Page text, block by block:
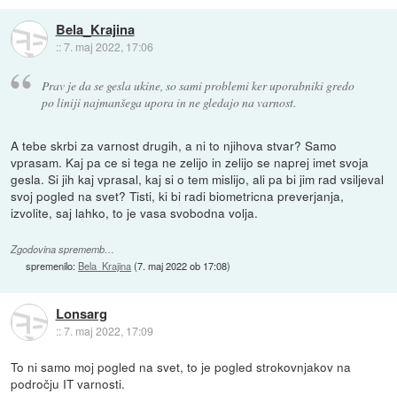
Bela_Krajina
::7. maj 2022, 17:06
Prav je da se gesla ukine, so sami problemi ker uporabniki gredo
po liniji najmanšega upora in ne gledajo na varnost.
A tebe skrbi za varnost drugih, a ni to njihova stvar? Samo
vprasam. Kaj pa ce si tega ne zelijo in zelijo se naprej imet svoja
gesla. Si jih kaj vprasal, kaj si o tem mislijo, ali pa bi jim rad vsiljeval
svoj pogled na svet? Tisti, ki bi radi biometricna preverjanja,
izvolite, saj lahko, to je vasa svobodna volja.
Zgodovina sprememb…
spremenilo: Bela_Krajina(7. maj 2022 ob 17:08)
Lonsarg
::7. maj 2022, 17:09
To ni samo moj pogled na svet, to je pogled strokovnjakov na
področju IT varnosti.